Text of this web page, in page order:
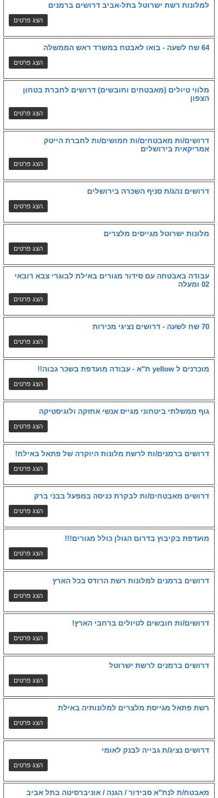
למלונות רשת ישרוטל בתל-אביב דרושים ברמנים
64 שח לשעה - בואו לאבטח במשרד ראש הממשלה
מלווי טיולים (מאבטחים וחובשים) דרושים לחברת בטחון
הצפון
דרושים/ות מאבטחים/ות חמושים/ות לחברת הייטק
אמריקאית בירושלים
דרושים נהג/ת סניף השכרה בירושלים
מלונות ישרוטל מגייסים מלצרים
עבודה באבטחה עם סידור מגורים באילת לבוגרי צבא רובאי
02 ומעלה
70 שח לשעה - דרושים נציגי מכירות
מוכרנים ל yellow ת"א - עבודה מועדפת בשכר גבוה!!
גוף ממשלתי ביטחוני מגייס אנשי אחזקה ולוגיסטיקה
דרושים ברמנים/ות לרשת מלונות היוקרה של פתאל באילת!
דרושים מאבטחים/ות לבקרת כניסה במפעל בבני ברק
מועדפת בקיבוץ בדרום הגולן כולל מגורים!!!
דרושים ברמנים למלונות רשת הרודס בכל הארץ
דרושים/ות חובשים לטיולים ברחבי הארץ!
דרושים ברמנים לרשת ישרוטל
רשת פתאל מגייסת מלצרים למלונותיה באילת
דרושים נציג/ת גבייה לבנק לאומי
מאבטח/ת לנת"א סבידור / הגנה / אוניברסיטה בתל אביב